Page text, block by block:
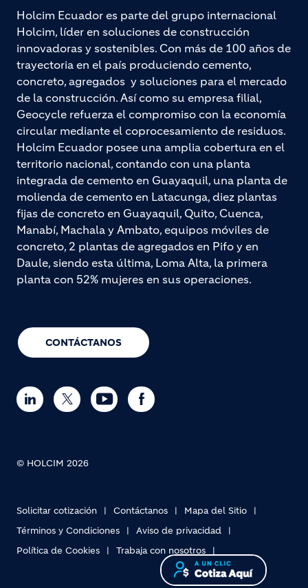
CONTÁCTANOS
Holcim Ecuador es parte del grupo internacional
Holcim, líder en soluciones de construcción
innovadoras y sostenibles. Con más de 100 años de
trayectoria en el país produciendo cemento,
concreto, agregados y soluciones para el mercado
de la construcción. Así como su empresa filial,
Geocycle refuerza el compromiso con la economía
circular mediante el coprocesamiento de residuos.
Holcim Ecuador posee una amplia cobertura en el
territorio nacional, contando con una planta
integrada de cemento en Guayaquil, una planta de
molienda de cemento en Latacunga, diez plantas
fijas de concreto en Guayaquil, Quito, Cuenca,
Manabí, Machala y Ambato, equipos móviles de
concreto, 2 plantas de agregados en Pifo y en
Daule, siendo esta última, Loma Alta, la primera
planta con 52% mujeres en sus operaciones.
Footer bottom
© HOLCIM 2026
Solicitar cotización Contáctanos
Mapa del Sitio
Términos y Condiciones
Aviso de privacidad
Política de Cookies
Trabaja con nosotros